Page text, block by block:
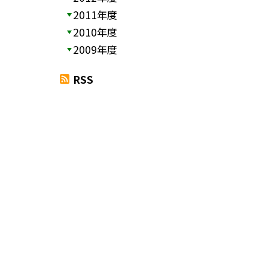
2011年度
2010年度
2009年度
RSS